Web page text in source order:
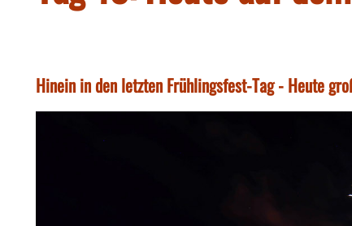
Hinein in den letzten Frühlingsfest-Tag - Heute